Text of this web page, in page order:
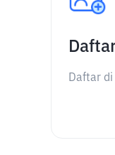
Daftar